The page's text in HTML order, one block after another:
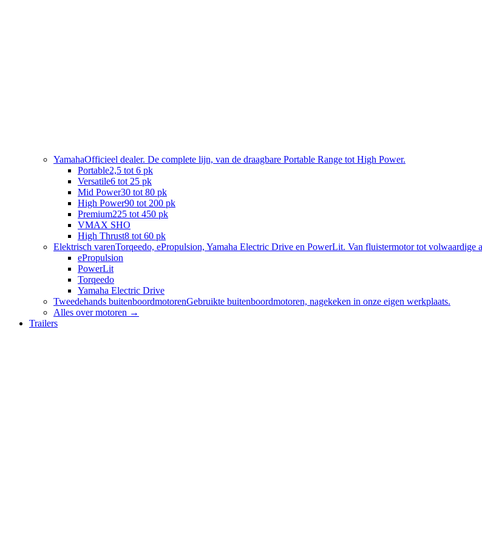
YamahaOfficieel dealer. De complete lijn, van de draagbare Portable Range tot High Power.
Portable2,5 tot 6 pk
Versatile6 tot 25 pk
Mid Power30 tot 80 pk
High Power90 tot 200 pk
Premium225 tot 450 pk
VMAX SHO
High Thrust8 tot 60 pk
Elektrisch varenTorqeedo, ePropulsion, Yamaha Electric Drive en PowerLit. Van fluistermotor tot volwaardige
ePropulsion
PowerLit
Torqeedo
Yamaha Electric Drive
Tweedehands buitenboordmotorenGebruikte buitenboordmotoren, nagekeken in onze eigen werkplaats.
Alles overmotoren →
Trailers